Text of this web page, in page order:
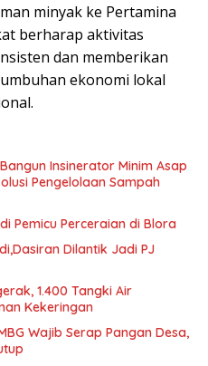
minyak ke Pertamina
berharap aktivitas
dan memberikan
ekonomi lokal
Insinerator Minim Asap
Pengelolaan Sampah
Pemicu Perceraian di Blora
Dilantik Jadi PJ
1.400 Tangki Air
Kekeringan
Wajib Serap Pangan Desa,